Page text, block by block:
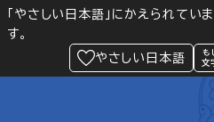
「やさしい日本語」にかえられてい
す。
やさしい日本語
Language